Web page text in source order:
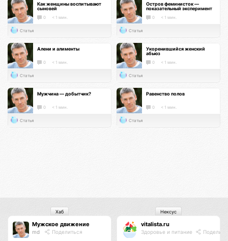
Как женщины воспитывают
сыновей
0 < 1 мин.
Статья
Остров феминисток —
показательный эксперимент
0 < 1 мин.
Статья
Алени и алименты
0 < 1 мин.
Статья
Укоренившийся женский
абьюз
0 < 1 мин.
Статья
Мужчина — добытчик?
0 < 1 мин.
Статья
Равенство полов
0 < 1 мин.
Статья
Мужское движение
md Поделиться
Хаб
vitalista.ru
Здоровье и питание
Нексус